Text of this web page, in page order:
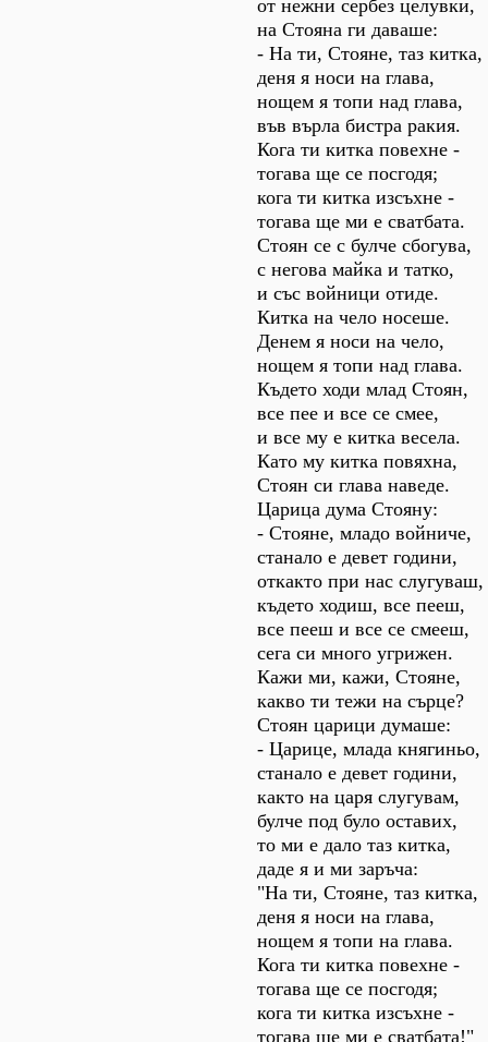
от нежни сербез целувки,
на Стояна ги даваше:
- На ти, Стояне, таз китка,
деня я носи на глава,
нощем я топи над глава,
във върла бистра ракия.
Кога ти китка повехне -
тогава ще се посгодя;
кога ти китка изсъхне -
тогава ще ми е сватбата.
Стоян се с булче сбогува,
с негова майка и татко,
и със войници отиде.
Китка на чело носеше.
Денем я носи на чело,
нощем я топи над глава.
Където ходи млад Стоян,
все пее и все се смее,
и все му е китка весела.
Като му китка повяхна,
Стоян си глава наведе.
Царица дума Стояну:
- Стояне, младо войниче,
станало е девет години,
откакто при нас слугуваш,
където ходиш, все пееш,
все пееш и все се смееш,
сега си много угрижен.
Кажи ми, кажи, Стояне,
какво ти тежи на сърце?
Стоян царици думаше:
- Царице, млада княгиньо,
станало е девет години,
както на царя слугувам,
булче под було оставих,
то ми е дало таз китка,
даде я и ми заръча:
"На ти, Стояне, таз китка,
деня я носи на глава,
нощем я топи на глава.
Кога ти китка повехне -
тогава ще се посгодя;
кога ти китка изсъхне -
тогава ще ми е сватбата!"